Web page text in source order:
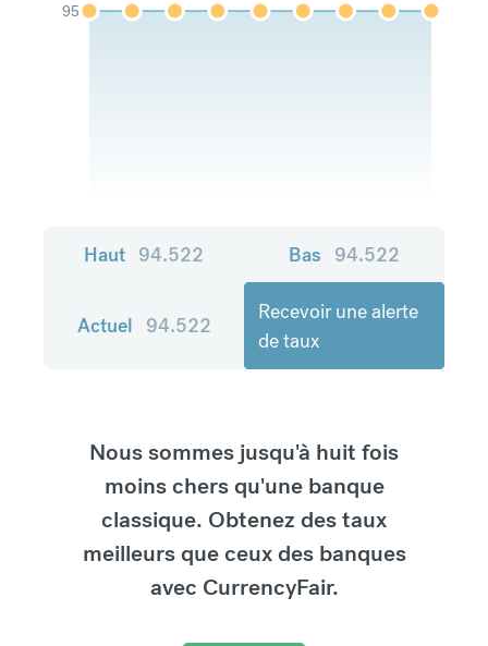
95
Haut 94.522 Bas 94.522
Actuel 94.522
Recevoir une alerte
de taux
Nous sommes jusqu'à huit fois
moins chers qu'une banque
classique. Obtenez des taux
meilleurs que ceux des banques
avec CurrencyFair.